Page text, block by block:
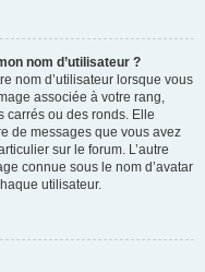
nom d’utilisateur ?
nom d’utilisateur lorsque vous
associée à votre rang,
carrés ou des ronds. Elle
de messages que vous avez
sur le forum. L’autre
connue sous le nom d’avatar
utilisateur.